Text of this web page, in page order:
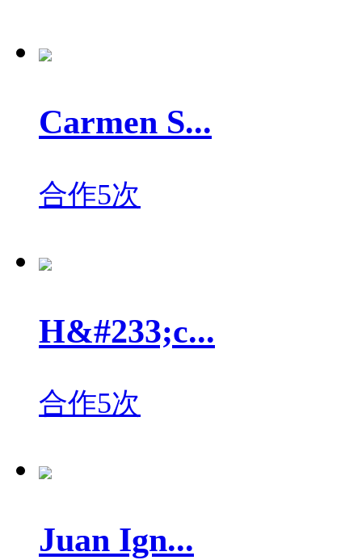
Carmen S...
合作5次
H&#233;c...
合作5次
Juan Ign...